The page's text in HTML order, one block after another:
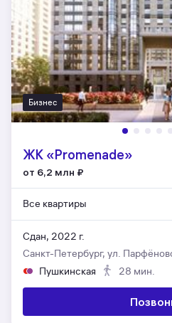
Бизнес
ЖК «Promenade»
от 6,2 млн ₽
Все квартиры
Сдан, 2022 г.
Санкт-Петербург, ул.
Пушкинская
28 мин.